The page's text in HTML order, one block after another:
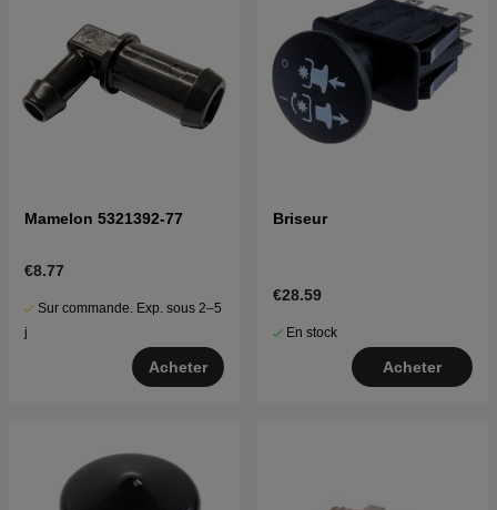
Mamelon 5321392-77
€8.77
Sur commande. Exp. sous 2–5
j
Acheter
Briseur
€28.59
En stock
Acheter